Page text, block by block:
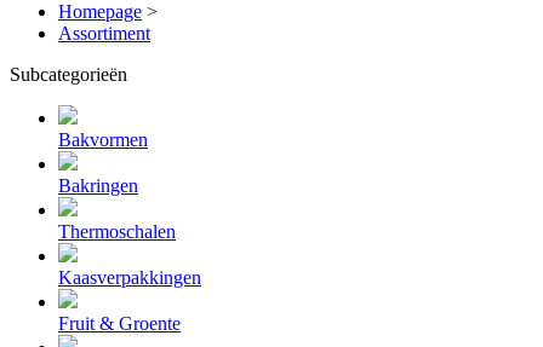
Homepage >
Assortiment
Subcategorieën
Bakvormen
Bakringen
Thermoschalen
Kaasverpakkingen
Fruit & Groente